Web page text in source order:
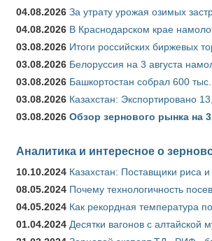
04.08.2026 За утрату урожая озимых
04.08.2026 В Краснодарском крае
03.08.2026 Итоги российских биржевых
03.08.2026 Белоруссия на 3 августа
03.08.2026 Башкортостан собрал 600
03.08.2026 Казахстан: Экспортировано
03.08.2026 Обзор зернового рынка на
Аналитика и интересное о
10.10.2024 Казахстан: Поставщики риса
08.05.2024 Почему технологичность
04.05.2024 Как рекордная температура
01.04.2024 Десятки вагонов с алтайской